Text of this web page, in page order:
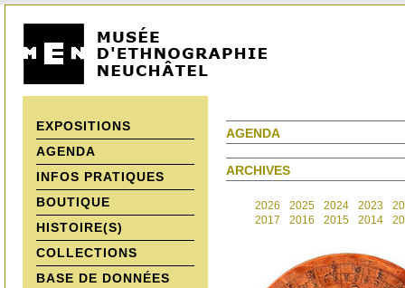
EXPOSITIONS
AGENDA
INFOS PRATIQUES
BOUTIQUE
HISTOIRE(S)
COLLECTIONS
BASE DE DONNÉES
AGENDA
ARCHIVES
2026 2025 2024 2023
2017
2016 2015 2014